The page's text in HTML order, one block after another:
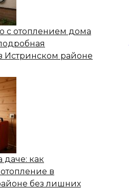
с отоплением дома
Истринском районе
даче: как
в
без лишних